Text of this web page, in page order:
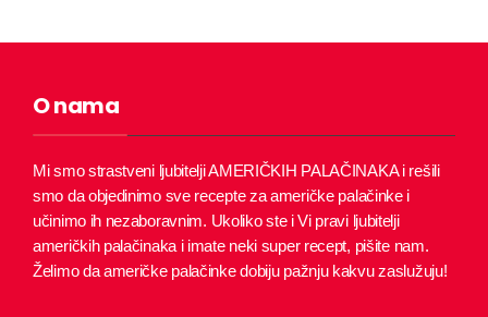
O nama
Mi smo strastveni ljubitelji AMERIČKIH PALAČINAKA i rešili
smo da objedinimo sve recepte za američke palačinke i
učinimo ih nezaboravnim. Ukoliko ste i Vi pravi ljubitelji
američkih palačinaka i imate neki super recept, pišite nam.
Želimo da američke palačinke dobiju pažnju kakvu zaslužuju!